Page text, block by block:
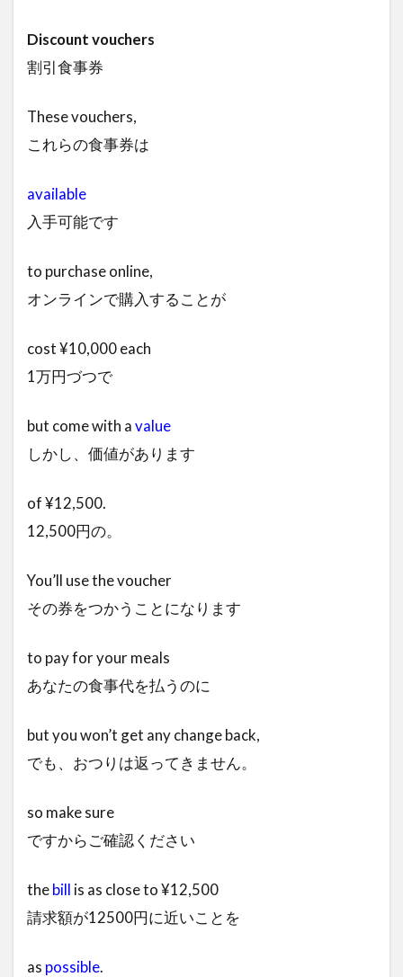
Discount vouchers
割引食事券
These vouchers,
これらの食事券は
available
入手可能です
to purchase online,
オンラインで購入することが
cost ¥10,000 each
1万円づつで
but come with avalue
しかし、価値があります
of ¥12,500.
12,500円の。
You’ll use the voucher
その券をつかうことになります
to pay for your meals
あなたの食事代を払うのに
but you won’t get any change back,
でも、おつりは返ってきません。
so make sure
ですからご確認ください
thebill is as close to ¥12,500
請求額が12500円に近いことを
as possible.